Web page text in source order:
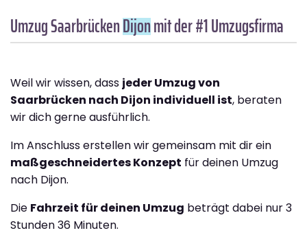
Umzug SaarbrückenDijonmit der #1 Umzugsfirma
Weil wir wissen, dass jeder Umzug von
Saarbrücken nach Dijon individuell ist, beraten
wir dich gerne ausführlich.
Im Anschluss erstellen wir gemeinsam mit dir ein
maßgeschneidertes Konzept für deinen Umzug
nach Dijon.
Die Fahrzeit für deinen Umzug beträgt dabei nur 3
Stunden 36 Minuten.